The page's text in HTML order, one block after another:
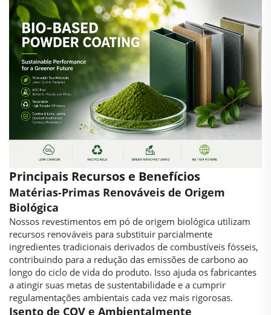
Principais Recursos e Benefícios
Matérias-Primas Renováveis de Origem
Biológica
Nossos revestimentos em pó de origem biológica utilizam
recursos renováveis para substituir parcialmente
ingredientes tradicionais derivados de combustíveis fósseis,
contribuindo para a redução das emissões de carbono ao
longo do ciclo de vida do produto. Isso ajuda os fabricantes
a atingir suas metas de sustentabilidade e a cumprir
regulamentações ambientais cada vez mais rigorosas.
Isento de COV e Ambientalmente